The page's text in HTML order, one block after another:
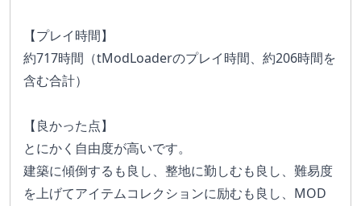
【プレイ時間】
約717時間（tModLoaderのプレイ時間、約206時間を
含む合計）
【良かった点】
とにかく自由度が高いです。
建築に傾倒するも良し、整地に勤しむも良し、難易度
を上げてアイテムコレクションに励むも良し、MOD